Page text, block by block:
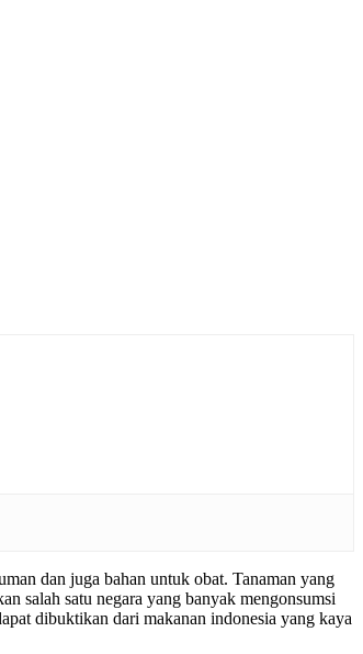
dan juga bahan untuk obat. Tanaman yang
salah satu negara yang banyak mengonsumsi
dibuktikan dari makanan indonesia yang kaya